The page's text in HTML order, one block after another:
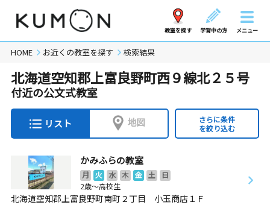
教室を探す 学習中の方 メニュー
HOME お近くの教室を探す 検索結果
北海道空知郡上富良野町西９線北２５号
付近の公文式教室
リスト 地図
さらに条件
を絞り込む
かみふらの教室
月 火 水 木 金 土
日
2歳～高校生
北海道空知郡上富良野町南町２丁目 小玉商店１Ｆ